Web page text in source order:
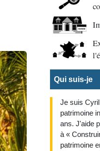
Qui suis-je
Je suis
patrimoine
ans. J'aide
à «
patrimoine